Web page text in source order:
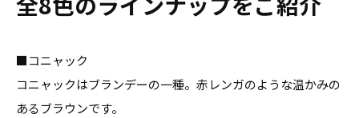
■コニャック
コニャックはブランデーの一種。赤レンガのような温かみの
あるブラウンです。